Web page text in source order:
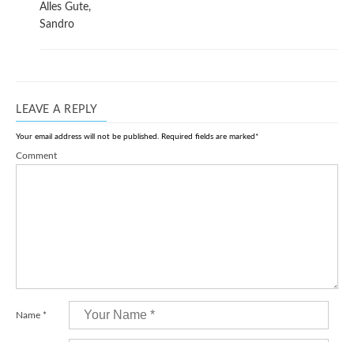
Alles Gute,
Sandro
LEAVE A REPLY
Your email address will not be published. Required fields are marked*
Comment
Name *